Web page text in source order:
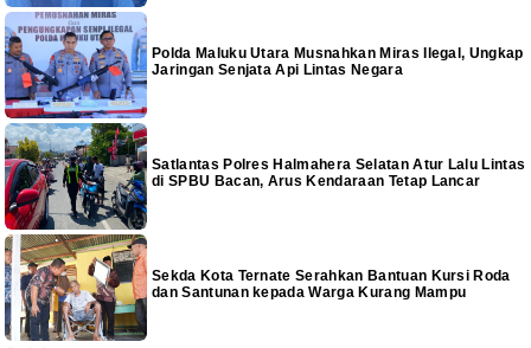
Polda Maluku Utara Musnahkan Miras Ilegal, Ungkap
Jaringan Senjata Api Lintas Negara
Satlantas Polres Halmahera Selatan Atur Lalu Lintas
di SPBU Bacan, Arus Kendaraan Tetap Lancar
Sekda Kota Ternate Serahkan Bantuan Kursi Roda
dan Santunan kepada Warga Kurang Mampu